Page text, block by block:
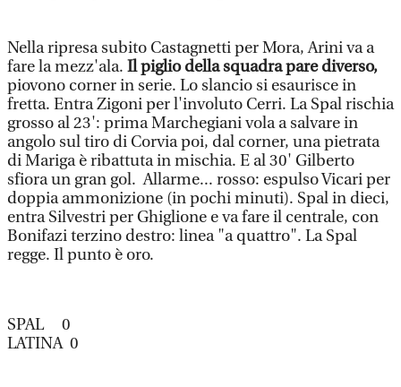
Nella ripresa subito Castagnetti per Mora, Arini va a
fare la mezz'ala. Il piglio della squadra pare diverso,
piovono corner in serie. Lo slancio si esaurisce in
fretta. Entra Zigoni per l'involuto Cerri. La Spal rischia
grosso al 23': prima Marchegiani vola a salvare in
angolo sul tiro di Corvia poi, dal corner, una pietrata
di Mariga è ribattuta in mischia. E al 30' Gilberto
sfiora un gran gol. Allarme... rosso: espulso Vicari per
doppia ammonizione (in pochi minuti). Spal in dieci,
entra Silvestri per Ghiglione e va fare il centrale, con
Bonifazi terzino destro: linea "a quattro". La Spal
regge. Il punto è oro.
SPAL 0
LATINA 0